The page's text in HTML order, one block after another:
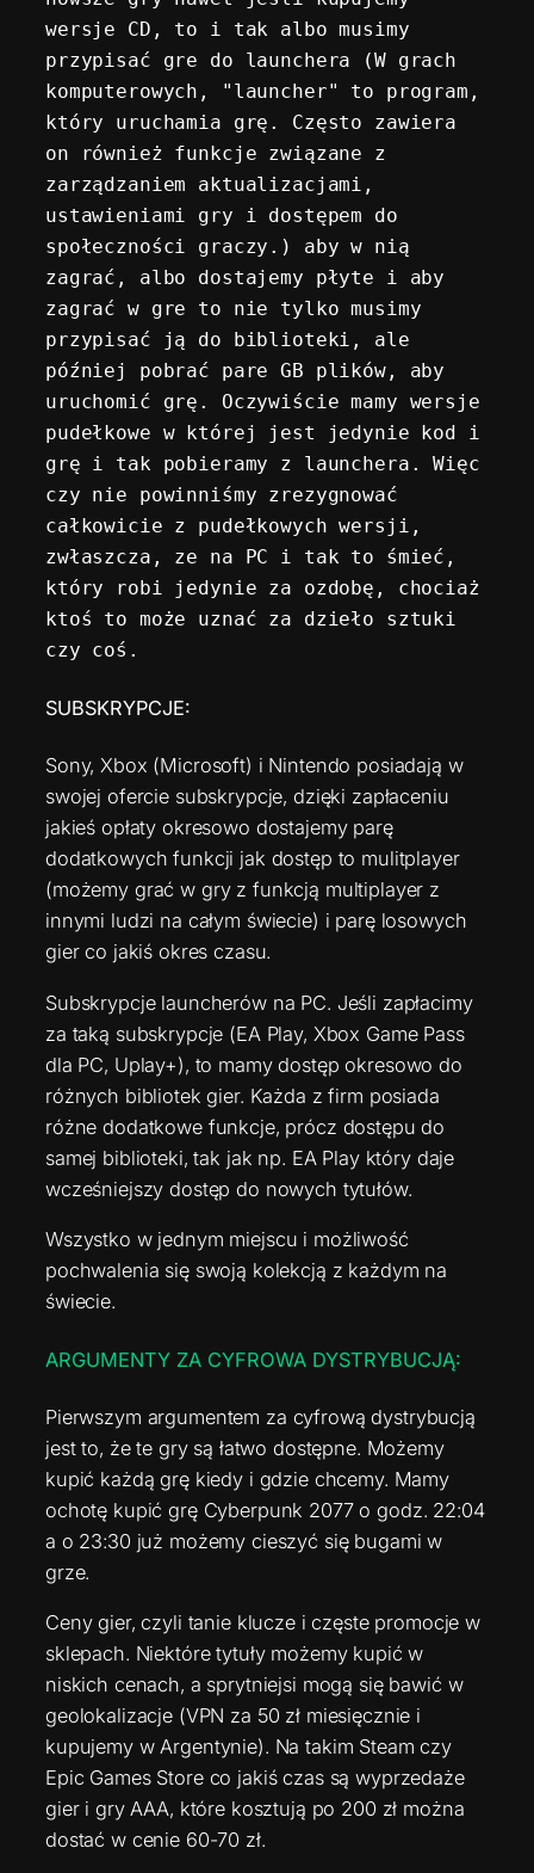
wersje CD, to i tak albo musimy
przypisać gre do launchera (W grach
komputerowych, "launcher" to program,
który uruchamia grę. Często zawiera
on również funkcje związane z
zarządzaniem aktualizacjami,
ustawieniami gry i dostępem do
społeczności graczy.) aby w nią
zagrać, albo dostajemy płyte i aby
zagrać w gre to nie tylko musimy
przypisać ją do biblioteki, ale
później pobrać pare GB plików, aby
uruchomić grę. Oczywiście mamy wersje
pudełkowe w której jest jedynie kod i
grę i tak pobieramy z launchera. Więc
czy nie powinniśmy zrezygnować
całkowicie z pudełkowych wersji,
zwłaszcza, ze na PC i tak to śmieć,
który robi jedynie za ozdobę, chociaż
ktoś to może uznać za dzieło sztuki
czy coś.
SUBSKRYPCJE:
Sony, Xbox (Microsoft) i Nintendo posiadają w
swojej ofercie subskrypcje, dzięki zapłaceniu
jakieś opłaty okresowo dostajemy parę
dodatkowych funkcji jak dostęp to mulitplayer
(możemy grać w gry z funkcją multiplayer z
innymi ludzi na całym świecie) i parę losowych
gier co jakiś okres czasu.
Subskrypcje launcherów na PC. Jeśli zapłacimy
za taką subskrypcje (EA Play, Xbox Game Pass
dla PC, Uplay+), to mamy dostęp okresowo do
różnych bibliotek gier. Każda z firm posiada
różne dodatkowe funkcje, prócz dostępu do
samej biblioteki, tak jak np. EA Play który daje
wcześniejszy dostęp do nowych tytułów.
Wszystko w jednym miejscu i możliwość
pochwalenia się swoją kolekcją z każdym na
świecie.
ARGUMENTY ZA CYFROWA DYSTRYBUCJĄ:
Pierwszym argumentem za cyfrową dystrybucją
jest to, że te gry są łatwo dostępne. Możemy
kupić każdą grę kiedy i gdzie chcemy. Mamy
ochotę kupić grę Cyberpunk 2077 o godz. 22:04
a o 23:30 już możemy cieszyć się bugami w
grze.
Ceny gier, czyli tanie klucze i częste promocje w
sklepach. Niektóre tytuły możemy kupić w
niskich cenach, a sprytniejsi mogą się bawić w
geolokalizacje (VPN za 50 zł miesięcznie i
kupujemy w Argentynie). Na takim Steam czy
Epic Games Store co jakiś czas są wyprzedaże
gier i gry AAA, które kosztują po 200 zł można
dostać w cenie 60-70 zł.